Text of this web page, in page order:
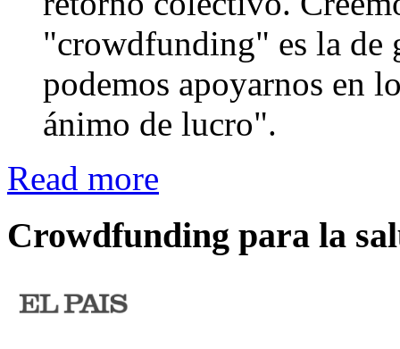
"crowdfunding" es la de
podemos apoyarnos en
ánimo de lucro".
Read more
Crowdfunding para la